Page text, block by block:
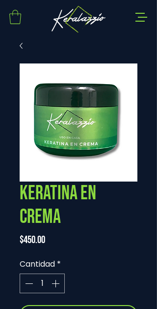
Keratina en
crema
$450.00Precio
Cantidad *